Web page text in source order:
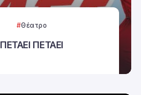
Θέατρο
ΠΕΤΑΕΙ ΠΕΤΑΕΙ